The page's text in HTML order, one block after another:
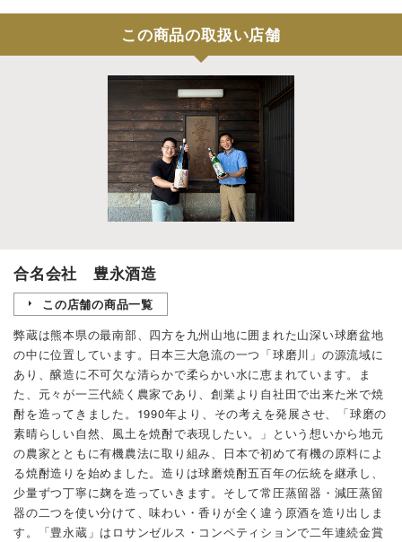
この商品の取扱い店舗
合名会社 豊永酒造
この店舗の商品一覧
弊蔵は熊本県の最南部、四方を九州山地に囲まれた山深い球磨盆地
の中に位置しています。日本三大急流の一つ「球磨川」の源流域に
あり、醸造に不可欠な清らかで柔らかい水に恵まれています。ま
た、元々が一三代続く農家であり、創業より自社田で出来た米で焼
酎を造ってきました。1990年より、その考えを発展させ、「球磨の
素晴らしい自然、風土を焼酎で表現したい。」という想いから地元
の農家とともに有機農法に取り組み、日本で初めて有機の原料によ
る焼酎造りを始めました。造りは球磨焼酎五百年の伝統を継承し、
少量ずつ丁寧に麹を造っていきます。そして常圧蒸留器・減圧蒸留
器の二つを使い分けて、味わい・香りが全く違う原酒を造り出しま
す。「豊永蔵」はロサンゼルス・コンペティションで二年連続金賞